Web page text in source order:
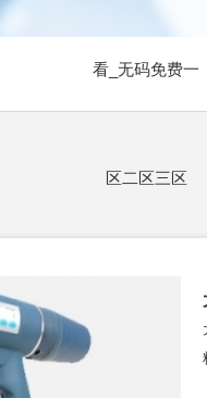
看_无码免费一
区二区三区